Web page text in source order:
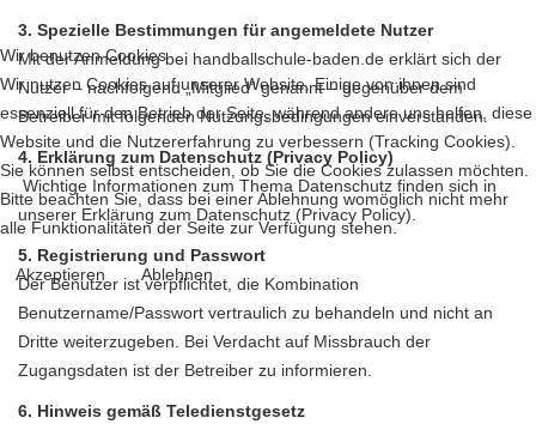
3. Spezielle Bestimmungen für angemeldete Nutzer
Mit der Anmeldung bei handballschule-baden.de erklärt sich der
Nutzer – nachfolgend „Mitglied“ genannt – gegenüber dem
Betreiber mit folgenden Nutzungsbedingungen einverstanden.
4. Erklärung zum Datenschutz (Privacy Policy)
Wichtige Informationen zum Thema Datenschutz finden sich in
unserer Erklärung zum Datenschutz (Privacy Policy)
5. Registrierung und Passwort
Der Benutzer ist verpflichtet, die Kombination
Benutzername/Passwort vertraulich zu behandeln und nicht an
Dritte weiterzugeben. Bei Verdacht auf Missbrauch der
Zugangsdaten ist der Betreiber zu informieren.
6. Hinweis gemäß Teledienstgesetz
Wir benutzen Cookies
Wir nutzen Cookies auf unserer Website. Einige von ihnen sind
essenziell für den Betrieb der Seite, während andere uns helfen, diese
Website und die Nutzererfahrung zu verbessern (Tracking Cookies).
Sie können selbst entscheiden, ob Sie die Cookies zulassen möchten.
Bitte beachten Sie, dass bei einer Ablehnung womöglich nicht mehr
alle Funktionalitäten der Seite zur Verfügung stehen.
Akzeptieren Ablehnen